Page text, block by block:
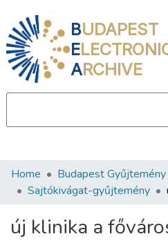
BUDAPEST
E
ARCHIVE
Communities & Collections
Statistics
Home Budapest Gyűjtemény
Sajtókivágat-gyűjtemény
új klinika a